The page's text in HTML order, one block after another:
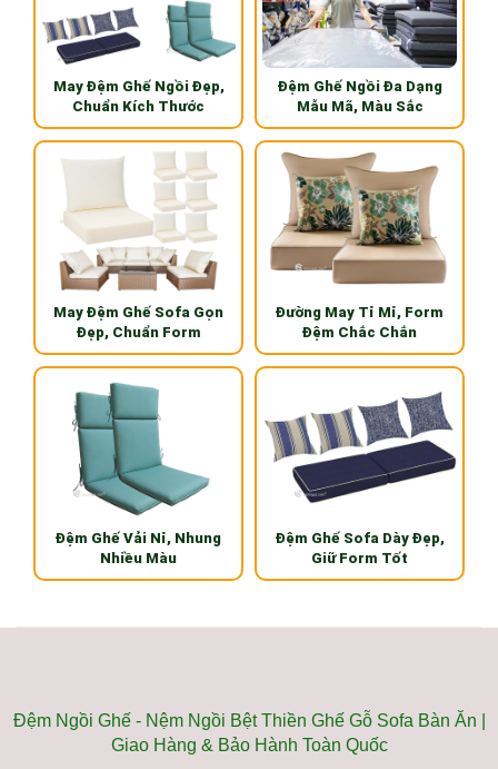
May Đệm Ghế Ngồi Đẹp,
Chuẩn Kích Thước
Đệm Ghế Ngồi Đa Dạng
Mẫu Mã, Màu Sắc
May Đệm Ghế Sofa Gọn
Đẹp, Chuẩn Form
Đường May Tỉ Mỉ, Form
Đệm Chắc Chắn
Đệm Ghế Vải Nỉ, Nhung
Nhiều Màu
Đệm Ghế Sofa Dày Đẹp,
Giữ Form Tốt
Đệm Ngồi Ghế - Nệm Ngồi Bệt Thiền Ghế Gỗ Sofa Bàn Ăn |
Giao Hàng & Bảo Hành Toàn Quốc